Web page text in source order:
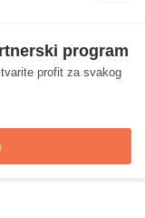
program
profit za svakog